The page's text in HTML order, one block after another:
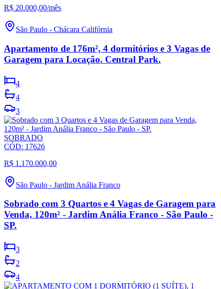
R$ 20.000,00/mês
São Paulo - Chácara Califórnia
Apartamento de 176m², 4 dormitórios e 3 Vagas de
Garagem para Locação. Central Park.
4
4
3
SOBRADO
CÓD: 17626
R$ 1.170.000,00
São Paulo - Jardim Anália Franco
Sobrado com 3 Quartos e 4 Vagas de Garagem para
Venda, 120m² - Jardim Anália Franco - São Paulo -
SP.
3
2
4